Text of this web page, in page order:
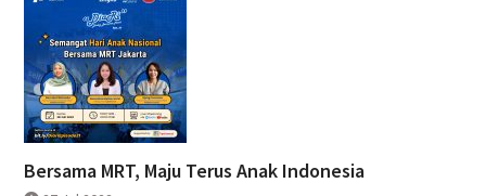
Bersama MRT, Maju Terus Anak Indonesia